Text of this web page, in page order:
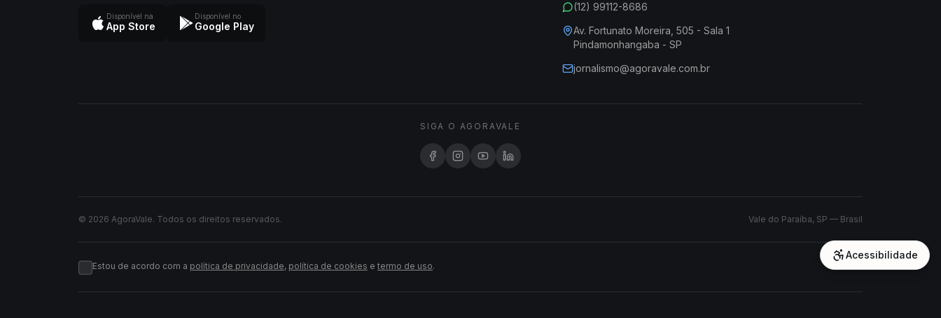
Disponível na
App Store
Disponível no
Google Play
(12) 99112-8686
Av. Fortunato Moreira, 505 - Sala 1
Pindamonhangaba - SP
jornalismo@agoravale.com.br
SIGA O AGORAVALE
© 2026 AgoraVale. Todos os direitos reservados. Vale do Paraíba, SP — Brasil
Estou de acordo com a política de privacidade, política de cookies e termo de uso.
Acessibilidade